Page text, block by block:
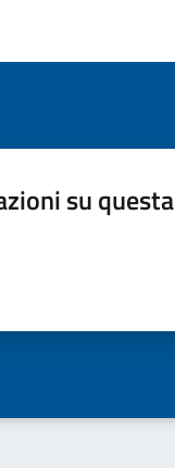
su questa